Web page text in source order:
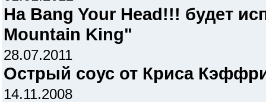
На Bang Your Head!!! будет
Mountain King"
28.07.2011
Острый соус от Криса
14.11.2008